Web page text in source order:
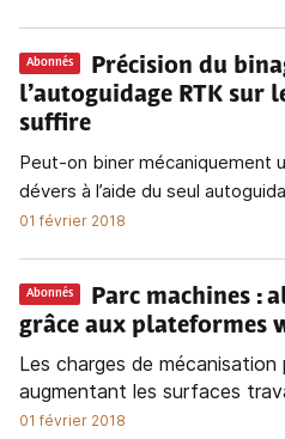
Abonnés Précision du
l’autoguidage RTK sur
suffire
Peut-on biner mécaniquement
dévers à l’aide du seul
01 février 2018
Abonnés Parc machines :
grâce aux plateformes
Les charges de
augmentant les surfaces
01 février 2018